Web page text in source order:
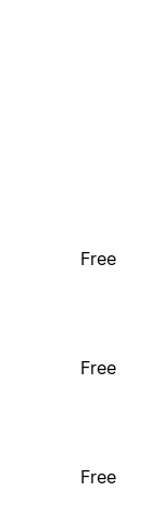
Free
Free
Free